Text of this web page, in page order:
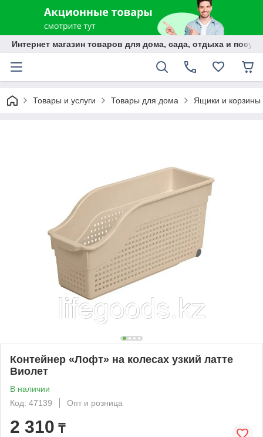
Интернет магазин товаров для дома, сада, отдыха и
Товары и услуги Товары для дома Ящики и корзины
Контейнер «Лофт» на колесах узкий латте
Виолет
В наличии
Код: 47139
Опт и розница
2 310 ₸